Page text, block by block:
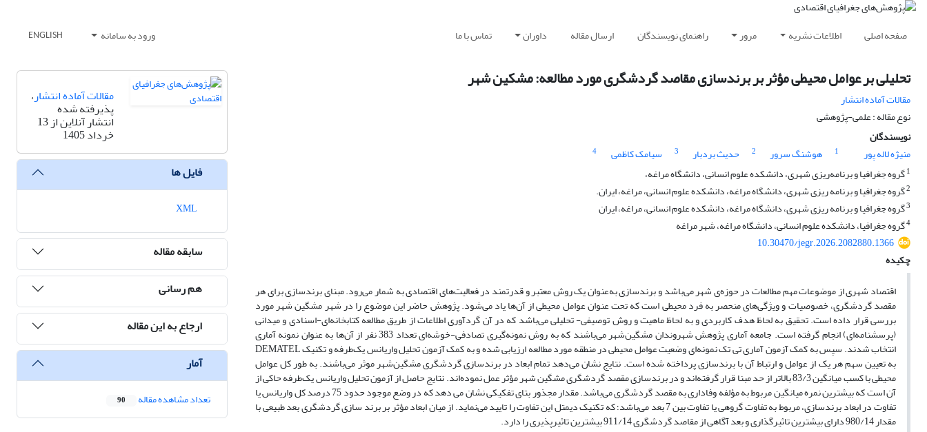
صفحه اصلی اطلاعات نشریه مرور راهنمای نویسندگان ارسال مقاله داوران تماس با ما ورود به سامانه ENGLISH
تحلیلی بر عوامل محیطی مؤثر بر برندسازی مقاصد گردشگری مورد مطالعه: مشکین شهر
مقالات آماده انتشار
نوع مقاله : علمی-پژوهشی
نویسندگان
منیژه لاله پور
1 هوشنگ سرور 2 حدیث بردبار 3 سیامک کاظمی
4
1گروه جغرافیا و برنامه‌ریزی شهری، دانشکده علوم انسانی، دانشگاه مراغه،
2گروه جغرافیا و برنامه ریزی شهری، دانشگاه مراغه، دانشکده علوم انسانی، مراغه، ایران.
3گروه جغرافیا و برنامه ریزی شهری، دانشگاه مراغه، دانشکده علوم انسانی، مراغه، ایران
4گروه جغرافیا، دانشکده علوم انسانی، دانشگاه مراغه، شهر مراغه
10.30470/jegr.2026.2082880.1366
چکیده
اقتصاد شهری از موضوعات مهم مطالعات در حوزه‌ی شهر می‌باشد و برندسازی به‌عنوان یک روش معتبر و قدرتمند در فعالیت‌های اقتصادی به شمار می‌رود. مبنای برندسازی برای هر
مقصد گردشگری، خصوصیات و ویژگی‌های منحصر به فرد محیطی است که تحت عنوان عوامل محیطی از آن‌ها یاد می‌شود. پژوهش حاضر این موضوع را در شهر مشگین شهر مورد
بررسی قرار داده است. تحقیق به لحاظ هدف کاربردی و به لحاظ ماهیت و روش توصیفی- تحلیلی می‌باشد که در آن گردآوری اطلاعات از طریق مطالعه کتابخانه‌ای-اسنادی و میدانی
(پرسشنامه‌ای) انجام گرفته است. جامعه آماری پژوهش شهروندان مشگین‌شهر می‌باشند که به روش نمونه‌گیری تصادفی-خوشه‌ای تعداد 383 نفر از آن‌ها به عنوان نمونه آماری
انتخاب شدند. سپس به کمک آزمون آماری تی تک نمونه‌ای وضعیت عوامل محیطی در منطقه مورد مطالعه ارزیابی ‌شده و به کمک آزمون تحلیل واریانس یک‌طرفه و تکنیک DEMATEL
به تعیین سهم هر یک از عوامل و ارتباط آن با برندسازی پرداخته شده است. نتایج نشان می‌دهد تمام ابعاد در برندسازی گردشگری مشگین‌شهر موثر می‌باشند. به ‌طور کل عوامل
محیطی با کسب میانگین 83/3 بالاتر از حد مبنا قرار گرفته‌اند و در برندسازی مقصد گردشگری مشگین شهر مؤثر عمل نموده‌اند. نتایج حاصل از آزمون تحلیل واریانس یک‌طرفه حاکی از
آن است که بیشترین نمره میانگین مربوط به مؤلفه وفاداری به مقصد گردشگری می‌باشد. مقدار مجذور بتای تفکیکی نشان می دهد که در وضع موجود حدود 75 درصد کل واریانس یا
تفاوت در ابعاد برندسازی، مربوط به تفاوت گروهی یا تفاوت بین 7 بعد می‌باشد؛ که تکنیک دیمتل این تفاوت را تایید می‌نماید. از میان ابعاد مؤثر بر برند سازی گردشگری بعد طبیعی با
مقدار 980/14 دارای بیشترین تاثیرگذاری و بعد آگاهی از مقاصد گردشگری 911/14 بیشترین تاثیرپذیری را دارد.
مقالات آماده انتشار،
پذیرفته شده
انتشار آنلاین از 13
خرداد 1405
فایل ها
سابقه مقاله
هم رسانی
ارجاع به این مقاله
آمار
تعداد مشاهده مقاله 90